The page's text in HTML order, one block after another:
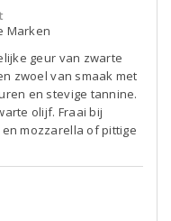
Marken
geur van zwarte
zwoel van smaak met
en stevige tannine.
olijf. Fraai bij
mozzarella of pittige